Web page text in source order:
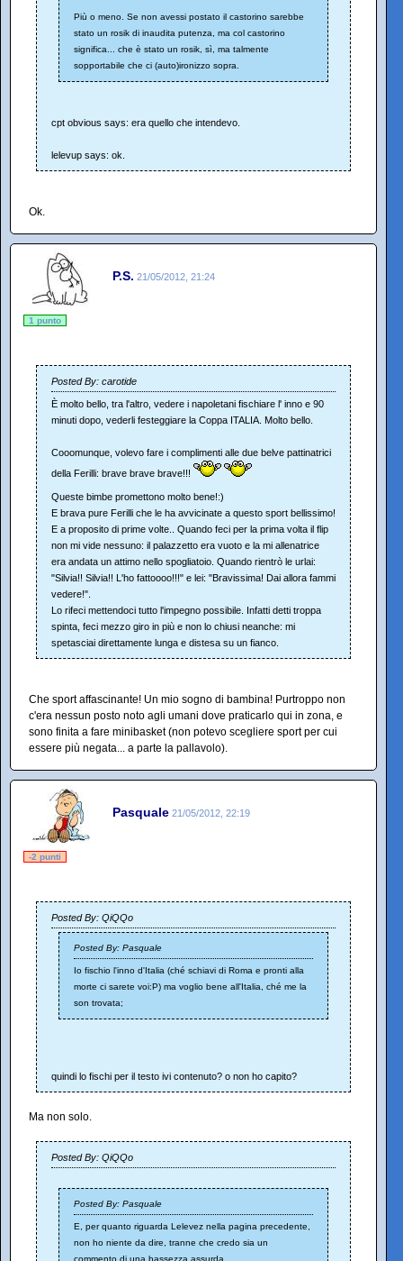
Più o meno. Se non avessi postato il castorino sarebbe
stato un rosik di inaudita putenza, ma col castorino
significa... che è stato un rosik, sì, ma talmente
sopportabile che ci (auto)ironizzo sopra.
cpt obvious says: era quello che intendevo.
lelevup says: ok.
Ok.
P.S. 21/05/2012, 21:24
1 punto
Posted By: carotide
È molto bello, tra l'altro, vedere i napoletani fischiare l' inno e 90
minuti dopo, vederli festeggiare la Coppa ITALIA. Molto bello.
Cooomunque, volevo fare i complimenti alle due belve pattinatrici
della Ferilli: brave brave brave!!!
Queste bimbe promettono molto bene!:)
E brava pure Ferilli che le ha avvicinate a questo sport bellissimo!
E a proposito di prime volte.. Quando feci per la prima volta il flip
non mi vide nessuno: il palazzetto era vuoto e la mi allenatrice
era andata un attimo nello spogliatoio. Quando rientrò le urlai:
"Silvia!! Silvia!! L'ho fattoooo!!!" e lei: "Bravissima! Dai allora fammi
vedere!".
Lo rifeci mettendoci tutto l'impegno possibile. Infatti detti troppa
spinta, feci mezzo giro in più e non lo chiusi neanche: mi
spetasciai direttamente lunga e distesa su un fianco.
Che sport affascinante! Un mio sogno di bambina! Purtroppo non
c'era nessun posto noto agli umani dove praticarlo qui in zona, e
sono finita a fare minibasket (non potevo scegliere sport per cui
essere più negata... a parte la pallavolo).
Pasquale 21/05/2012, 22:19
-2 punti
Posted By: QiQQo
Posted By: Pasquale
Io fischio l'inno d'Italia (ché schiavi di Roma e pronti alla
morte ci sarete voi:P) ma voglio bene all'Italia, ché me la
son trovata;
quindi lo fischi per il testo ivi contenuto? o non ho capito?
Ma non solo.
Posted By: QiQQo
Posted By: Pasquale
E, per quanto riguarda Lelevez nella pagina precedente,
non ho niente da dire, tranne che credo sia un
commento di una bassezza assurda.